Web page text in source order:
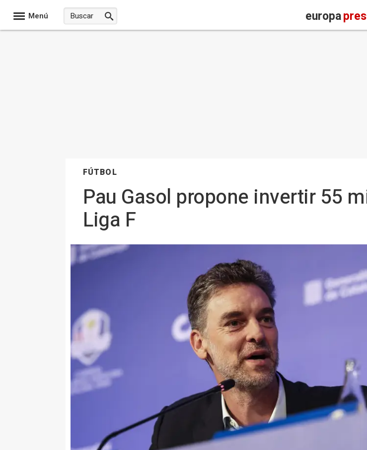
Menú europa
FÚTBOL
Pau Gasol propone invertir 55
Liga F